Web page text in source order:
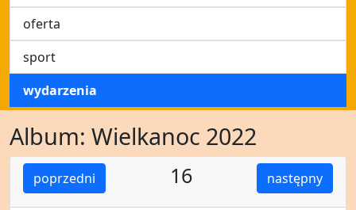
oferta
sport
wydarzenia
Album: Wielkanoc 2022
poprzedni następny
16